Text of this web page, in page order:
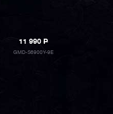
11 990P
GMD-S6900Y-9E